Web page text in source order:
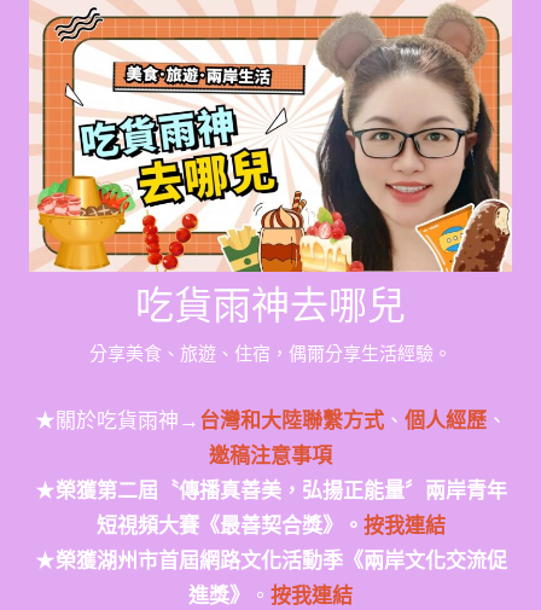
Skip
content
吃貨雨神去哪兒
分享美食、旅遊、住宿，偶爾分享生活經驗。
★關於吃貨雨神→台灣和大陸聯繫方式、 個人經歷、
邀稿注意事項
★榮獲第二屆〝傳播真善美，弘揚正能量〞兩岸青年
短視頻大賽《最善契合獎》。 按我連結
★榮獲湖州市首屆網路文化活動季《兩岸文化交流促
進獎》
。 按我連結